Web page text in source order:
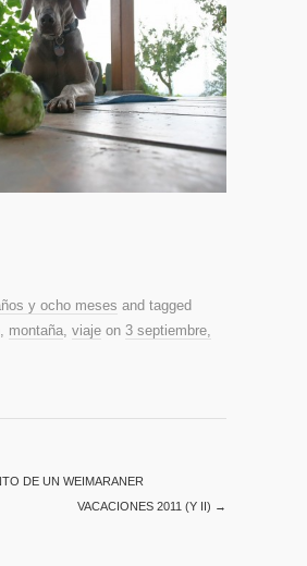
y ocho meses and tagged
montaña viaje on 3 septiembre,
DE UN WEIMARANER
VACACIONES 2011 (Y II) →